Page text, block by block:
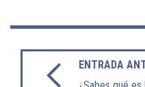
ENTRADA